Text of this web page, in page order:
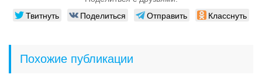
Твитнуть Поделиться Отправить Класснуть
Похожие публикации